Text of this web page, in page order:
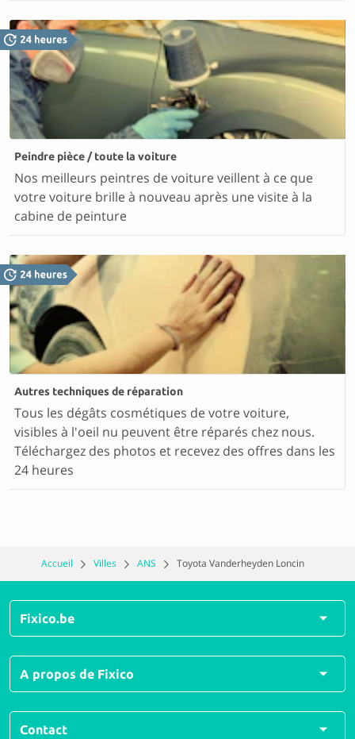
Peindre pièce / toute la voiture
Nos meilleurs peintres de voiture veillent à ce que
votre voiture brille à nouveau après une visite à la
cabine de peinture
Autres techniques de réparation
Tous les dégâts cosmétiques de votre voiture,
visibles à l'oeil nu peuvent être réparés chez nous.
Téléchargez des photos et recevez des offres dans les
24 heures
Accueil Villes ANS Toyota Vanderheyden Loncin
Fixico.be
Toutes les réparations
Tous types de dégât
Questions fréquemment posées
A propos de Fixico
Qui sommes-nous ?
Contact